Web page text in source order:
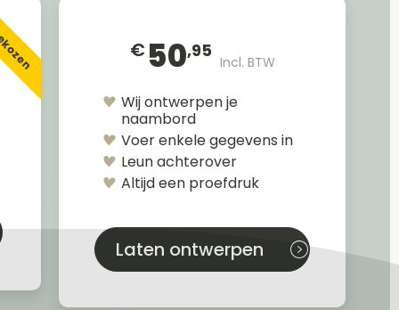
€50,95
Incl. BTW
Wij ontwerpen je
naambord
Voer enkele gegevens in
Leun achterover
Altijd een proefdruk
Laten ontwerpen